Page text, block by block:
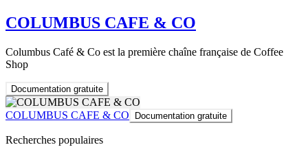
COLUMBUS CAFE & CO
Columbus Café & Co est la première chaîne française de Coffee
Shop
Documentation gratuite
COLUMBUS CAFE & CO Documentation gratuite
Recherches populaires